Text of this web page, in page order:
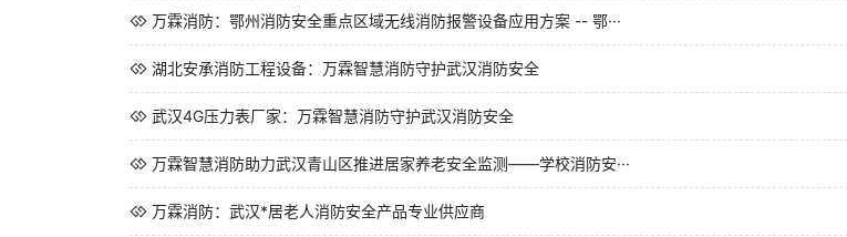
万霖消防：鄂州消防安全重点区域无线消防报警设备应用方案 -- 鄂···
湖北安承消防工程设备：万霖智慧消防守护武汉消防安全
武汉4G压力表厂家：万霖智慧消防守护武汉消防安全
万霖智慧消防助力武汉青山区推进居家养老安全监测——学校消防安···
万霖消防：武汉*居老人消防安全产品专业供应商